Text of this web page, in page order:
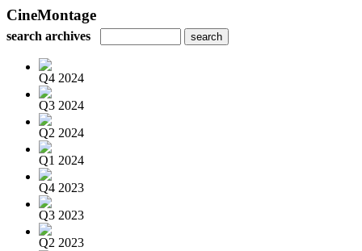
CineMontage
search archives
Q4 2024
Q3 2024
Q2 2024
Q1 2024
Q4 2023
Q3 2023
Q2 2023